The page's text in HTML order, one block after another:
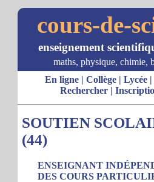
cours-de-
enseignement
maths, physique, chimie,
En ligne| Collège| Lycée|
Rechercher|
SOUTIEN
(44)
ENSEIGNANT
DES COURS